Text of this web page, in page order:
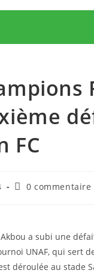
FC
Commentaires
0 commentaire
a subi une
UNAF, qui sert
déroulée au stade